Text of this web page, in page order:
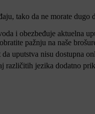
tako da ne morate dugo
i obezbeđuje aktuelna
pažnju na naše
uputstva nisu dostupna
različitih jezika dodatno